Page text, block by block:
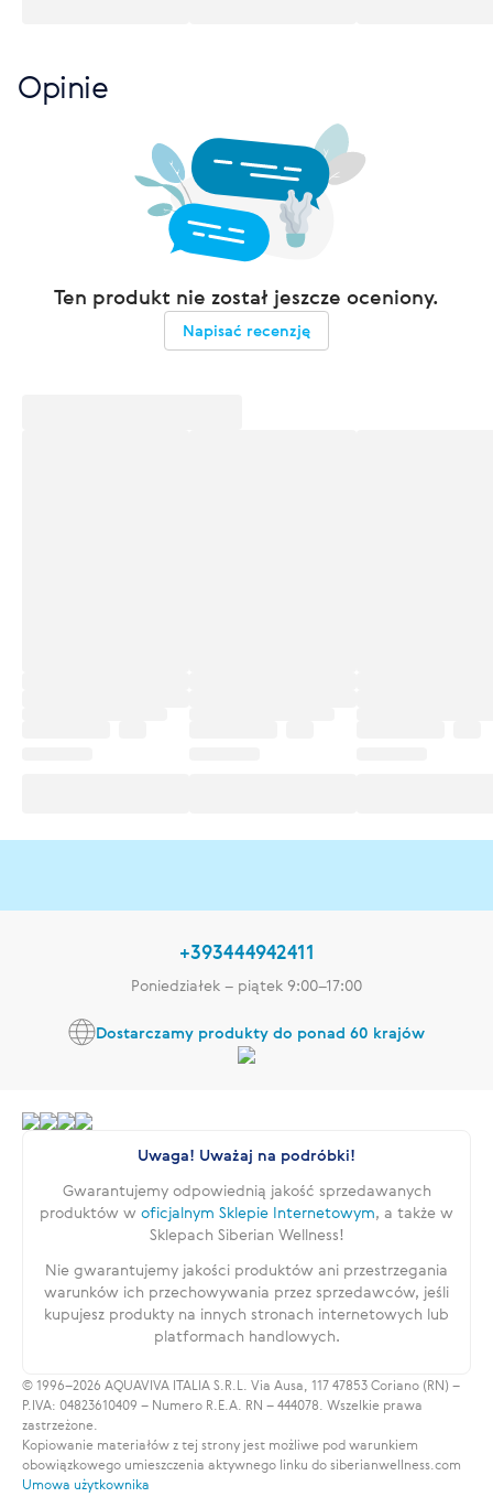
Opinie
Ten produkt nie został jeszcze oceniony.
Napisać recenzję
+393444942411
Poniedziałek – piątek 9:00–17:00
Dostarczamy produkty do ponad 60 krajów
Uwaga! Uważaj na podróbki!
Gwarantujemy odpowiednią jakość sprzedawanych
produktów w oficjalnym Sklepie Internetowym, a także w
Sklepach Siberian Wellness!
Nie gwarantujemy jakości produktów ani przestrzegania
warunków ich przechowywania przez sprzedawców, jeśli
kupujesz produkty na innych stronach internetowych lub
platformach handlowych.
© 1996–2026 AQUAVIVA ITALIA S.R.L. Via Ausa, 117 47853 Coriano (RN) –
P.IVA: 04823610409 – Numero R.E.A. RN – 444078. Wszelkie prawa
zastrzeżone.
Kopiowanie materiałów z tej strony jest możliwe pod warunkiem
obowiązkowego umieszczenia aktywnego linku do siberianwellness.com
Umowa użytkownika